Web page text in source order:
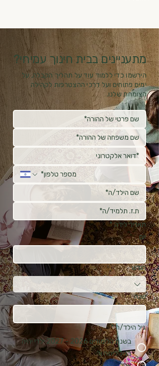
מתעניינים בבית חינוך עמיחי?
הירשמו כדי ללמוד עוד על תהליך הקבלה, על
ימים פתוחים ועל דרכי ההצטרפות לקהילה
הצומחת שלנו.
תאריך לידה *
יום
חודש
שנה
גיל הילד/ה *
בשנת הלימודים 2026 - 2027 ילדי יהיה
בגיל כיתה א׳